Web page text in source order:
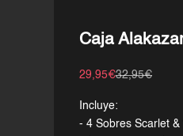
Caja
Precio de oferta
29,95€Precio normal
32,95€
Incluye:
- 4 Sobres Scarlet